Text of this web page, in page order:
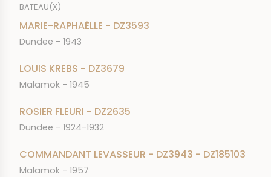
BATEAU(X)
MARIE-RAPHAËLLE - DZ3593
Dundee - 1943
LOUIS KREBS - DZ3679
Malamok - 1945
ROSIER FLEURI - DZ2635
Dundee - 1924-1932
COMMANDANT LEVASSEUR - DZ3943 - DZ185103
Malamok - 1957